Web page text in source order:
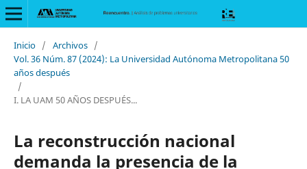
Inicio / Archivos /
Vol. 36 Núm. 87 (2024): La Universidad Autónoma Metropolitana 50
años después
/
I. LA UAM 50 AÑOS DESPUÉS...
La reconstrucción nacional
demanda la presencia de la